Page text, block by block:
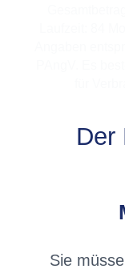
Der
Sie